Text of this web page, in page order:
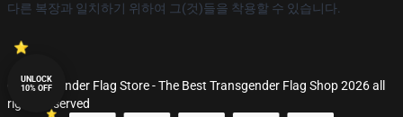
다른 복장과 일치하기 위하여 그(것)들을 착용할 수 있습니다.
© Transgender Flag Store - The Best Transgender Flag Shop 2026 all
rights reserved
UNLOCK
10% OFF